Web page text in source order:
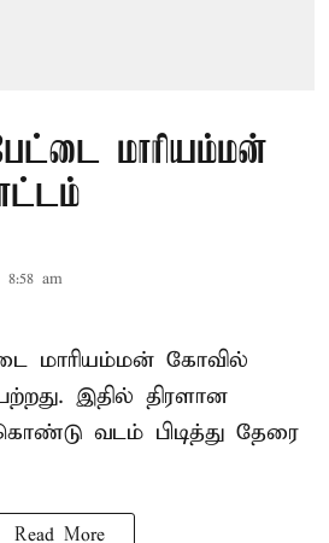
மாரியம்மன்
8:58 am
மாரியம்மன் கோவில்
இதில் திரளான
வடம் பிடித்து தேரை
Read More